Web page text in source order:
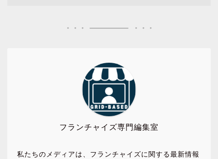
フランチャイズ専門編集室
私たちのメディアは、フランチャイズに関する最新情報